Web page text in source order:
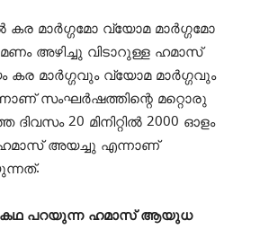
മാര്‍ഗ്ഗമോ വ്യോമ മാര്‍ഗ്ഗമോ
അഴിച്ചു വിടാറുള്ള ഹമാസ്
കര മാര്‍ഗ്ഗവും വ്യോമ മാര്‍ഗ്ഗവും
സംഘര്‍ഷത്തിന്റെ മറ്റൊരു
20 മിനിറ്റില്‍ 2000 ഓളം
ഹമാസ് അയച്ചു എന്നാണ്
കഥ പറയുന്ന ഹമാസ് ആയുധ